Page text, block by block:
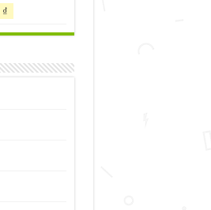
₫
tại
4.599.999 ₫.